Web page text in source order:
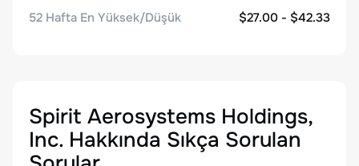
52 Hafta En Yüksek/Düşük
$27.00 - $42.33
Spirit Aerosystems Holdings,
Inc. Hakkında Sıkça Sorulan